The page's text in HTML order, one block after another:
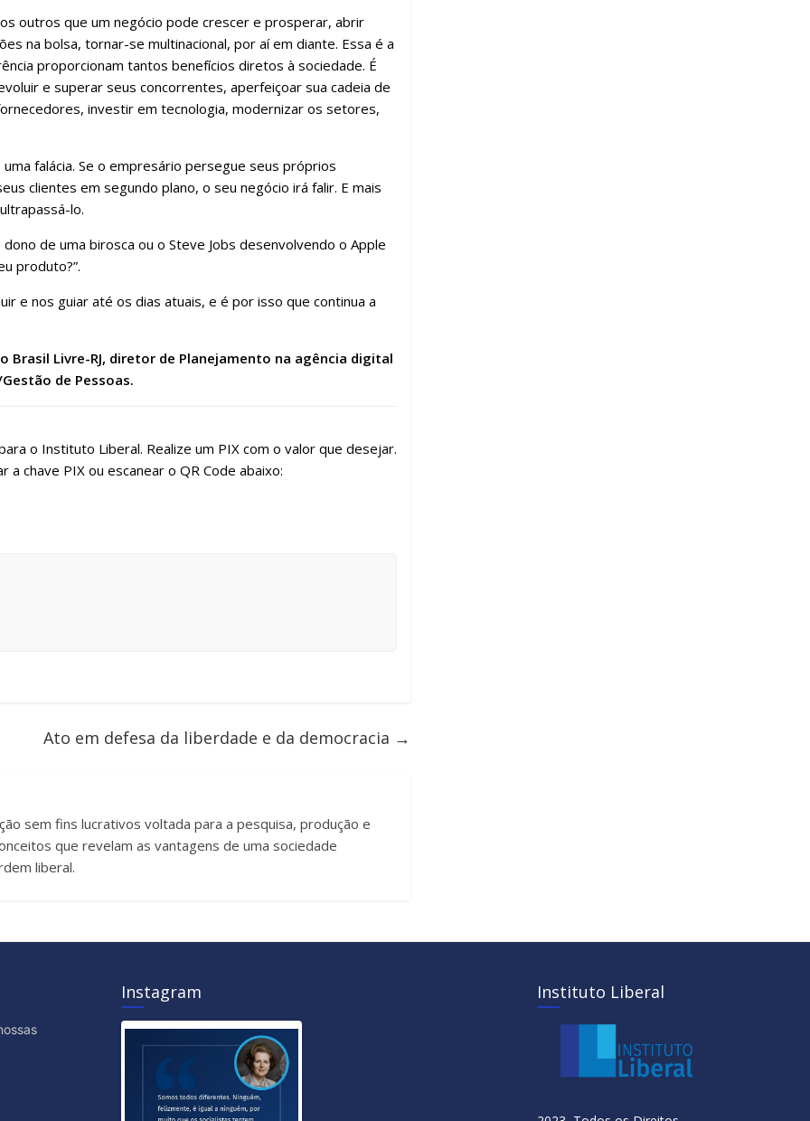
outros que um negócio pode crescer e prosperar, abrir
na bolsa, tornar-se multinacional, por aí em diante. Essa é a
proporcionam tantos benefícios diretos à sociedade. É
e superar seus concorrentes, aperfeiçoar sua cadeia de
investir em tecnologia, modernizar os setores,
falácia. Se o empresário persegue seus próprios
clientes em segundo plano, o seu negócio irá falir. E mais
lo.
de uma birosca ou o Steve Jobs desenvolvendo o Apple
produto?”.
e nos guiar até os dias atuais, e é por isso que continua a
Livre-RJ, diretor de Planejamento na agência digital
de Pessoas.
o Instituto Liberal. Realize um PIX com o valor que desejar.
a chave PIX ou escanear o QR Code abaixo:
Ato em defesa da liberdade e da democracia →
sem fins lucrativos voltada para a pesquisa, produção e
que revelam as vantagens de uma sociedade
liberal.
Instagram Instituto Liberal